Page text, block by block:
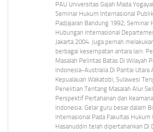
PAU Universitas Gajah Mada
Seminar Hukum Internasional
Padjajaran Bandung 1992; Seminar
Hubungan Internasional
Jakarta 2004. Juga pernah
berbagai kesempatan antara lain:
Masalah Pelintas Batas Di Wilayah
Indonesia-Australia Di Pantai Utara
Kepualauan Wakatobi, Sulawesi
Penelitian Tentang Masalah Alur
Perspektif Pertahanan dan
Indonesia. Gelar guru besar dalam
Internasional Pada Fakultas Hukum
Hasanuddin telah dipertahankan Di